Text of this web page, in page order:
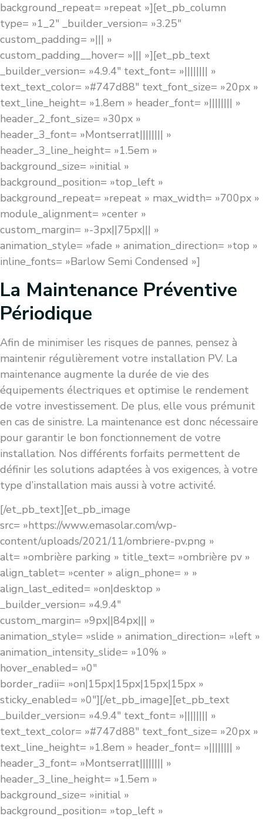
background_repeat= »repeat »][et_pb_column
type= »1_2″ _builder_version= »3.25″
custom_padding= »||| »
custom_padding__hover= »||| »][et_pb_text
_builder_version= »4.9.4″ text_font= »|||||||| »
text_text_color= »#747d88″ text_font_size= »20px »
text_line_height= »1.8em » header_font= »|||||||| »
header_2_font_size= »30px »
header_3_font= »Montserrat|||||||| »
header_3_line_height= »1.5em »
background_size= »initial »
background_position= »top_left »
background_repeat= »repeat » max_width= »700px »
module_alignment= »center »
custom_margin= »-3px||75px||| »
animation_style= »fade » animation_direction= »top »
inline_fonts= »Barlow Semi Condensed »]
La Maintenance Préventive
Périodique
Afin de minimiser les risques de pannes, pensez à
maintenir régulièrement votre installation PV. La
maintenance augmente la durée de vie des
équipements électriques et optimise le rendement
de votre investissement. De plus, elle vous prémunit
en cas de sinistre. La maintenance est donc nécessaire
pour garantir le bon fonctionnement de votre
installation. Nos différents forfaits permettent de
définir les solutions adaptées à vos exigences, à votre
type d’installation mais aussi à votre activité.
[/et_pb_text][et_pb_image
src= »https://www.emasolar.com/wp-
content/uploads/2021/11/ombriere-pv.png »
alt= »ombrière parking » title_text= »ombrière pv »
align_tablet= »center » align_phone= » »
align_last_edited= »on|desktop »
_builder_version= »4.9.4″
custom_margin= »9px||84px||| »
animation_style= »slide » animation_direction= »left »
animation_intensity_slide= »10% »
hover_enabled= »0″
border_radii= »on|15px|15px|15px|15px »
sticky_enabled= »0″][/et_pb_image][et_pb_text
_builder_version= »4.9.4″ text_font= »|||||||| »
text_text_color= »#747d88″ text_font_size= »20px »
text_line_height= »1.8em » header_font= »|||||||| »
header_3_font= »Montserrat|||||||| »
header_3_line_height= »1.5em »
background_size= »initial »
background_position= »top_left »